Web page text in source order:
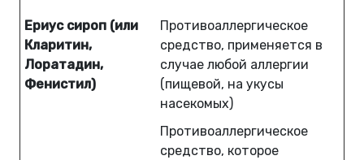
Ериус сироп (или
Кларитин,
Лоратадин,
Фенистил)
Противоаллергическое
средство, применяется в
случае любой аллергии
(пищевой, на укусы
насекомых)
Противоаллергическое
средство, которое